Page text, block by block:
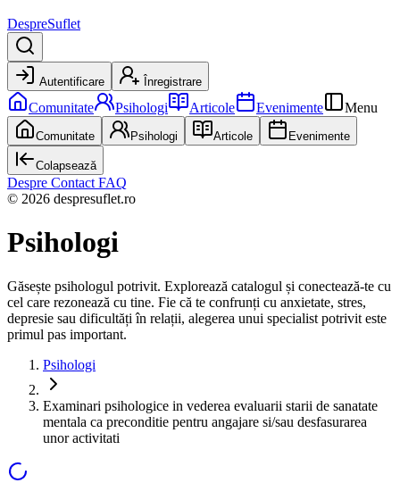
DespreSuflet
Autentificare Înregistrare
Comunitate Psihologi Articole Evenimente Menu
Comunitate Psihologi Articole Evenimente
Colapsează
Despre Contact FAQ
© 2026 despresuflet.ro
Psihologi
Găsește psihologul potrivit. Explorează catalogul și conectează-te cu
cel care rezonează cu tine. Fie că te confrunți cu anxietate, stres,
depresie sau dificultăți în relații, alegerea unui specialist potrivit este
primul pas important.
Psihologi
Examinari psihologice in vederea evaluarii starii de sanatate
mentala ca preconditie pentru angajare si/sau desfasurarea
unor activitati